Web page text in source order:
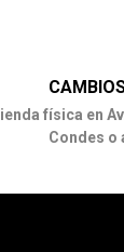
física en
Condes o